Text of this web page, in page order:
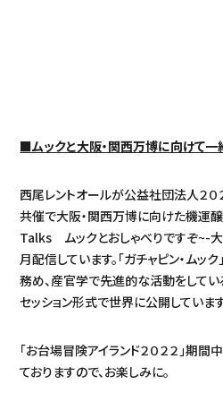
■ムックと大阪・関西万博に向けて一
西尾レントオールが公益社団法人２
共催で大阪・関西万博に向けた機運
Talks ムックとおしゃべりですぞ~-大
月配信しています。「ガチャピン・ムッ
務め、産官学で先進的な活動をしてい
セッション形式で世界に公開しています
「お台場冒険アイランド２０２２」期
ておりますので、お楽しみに。